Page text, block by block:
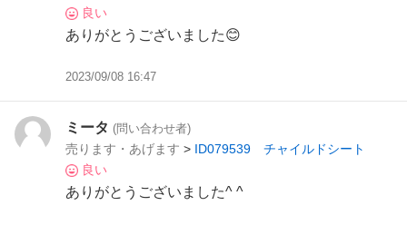
良い
ありがとうございました😊
2023/09/08 16:47
ミータ (問い合わせ者)
売ります・あげます > ID079539 チャイルドシート
良い
ありがとうございました^ ^